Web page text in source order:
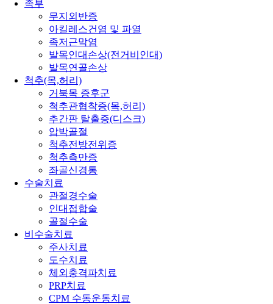
족부
무지외반증
아킬레스건염 및 파열
족저근막염
발목인대손상(전거비인대)
발목연골손상
척추(목,허리)
거북목 증후군
척추관협착증(목,허리)
추간판 탈출증(디스크)
압박골절
척추전방전위증
척추측만증
좌골신경통
수술치료
관절경수술
인대접합술
골절수술
비수술치료
주사치료
도수치료
체외충격파치료
PRP치료
CPM 수동운동치료